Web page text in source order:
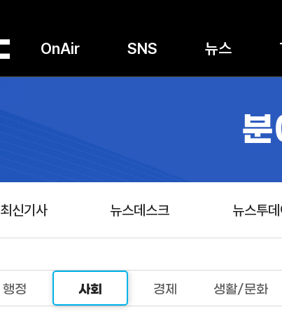
OnAir SNS 뉴스
분
최신기사 뉴스데스크 뉴스투데
행정 사회 경제 생활/문화